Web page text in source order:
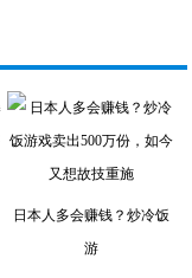
日本人多会赚钱？炒冷饭
游